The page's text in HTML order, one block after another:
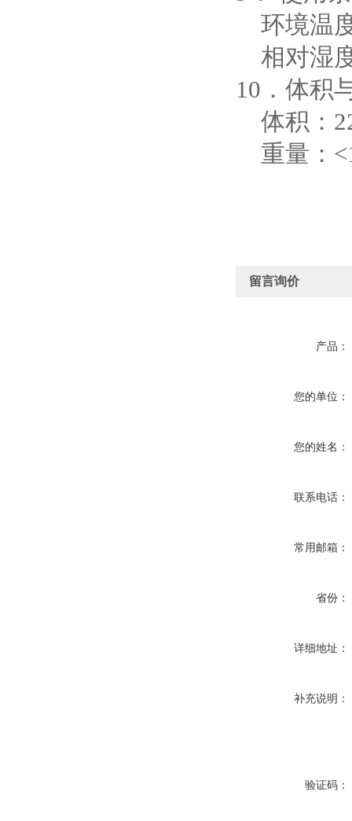
环境温
相对湿
10．体积
体积：
重量：
留言询价
产品：
您的单位：
您的姓名：
联系电话：
常用邮箱：
省份：
详细地址：
补充说明：
验证码：